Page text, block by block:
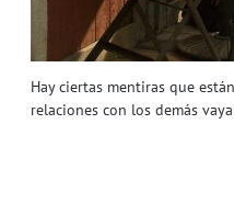
Hay ciertas mentiras que
relaciones con los demás